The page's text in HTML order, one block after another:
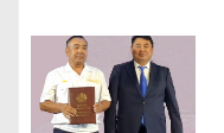
з
а